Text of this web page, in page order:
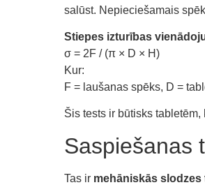
salūst. Nepieciešamais
Stiepes izturības
σ = 2F / (π × D × H)
Kur:
F = laušanas spēks, D =
Šis tests ir būtisks
Saspiešanas
Tas ir mehāniskās slodzes